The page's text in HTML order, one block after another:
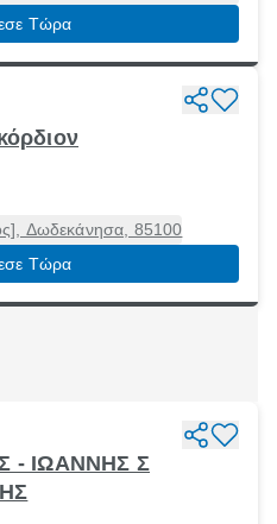
85100Τώρα
Δωδεκάνησα, 85100
Τώρα
- ΙΩΑΝΝΗΣ Σ